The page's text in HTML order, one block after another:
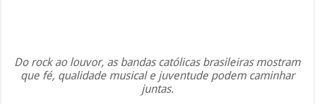
Do rock ao louvor, as bandas católicas brasileiras mostram
que fé, qualidade musical e juventude podem caminhar
juntas.